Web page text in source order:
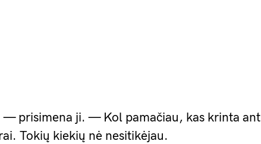
prisimena ji. — Kol pamačiau, kas krinta ant
Tokių kiekių nė nesitikėjau.